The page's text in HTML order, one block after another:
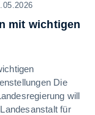
mit wichtigen
Die
will
für